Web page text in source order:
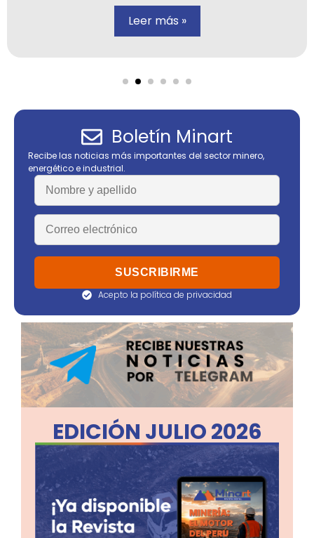
Leer más »
Boletín Minart
Recibe las noticias más importantes del sector minero,
energético e industrial.
Acepto la política de privacidad
EDICIÓN JULIO 2026